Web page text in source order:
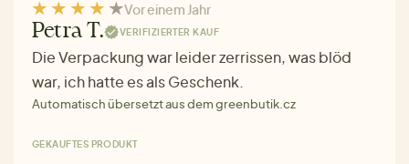
Vor einem Jahr
Petra T. VERIFIZIERTER KAUF
Die Verpackung war leider zerrissen, was blöd
war, ich hatte es als Geschenk.
Automatisch übersetzt aus dem greenbutik.cz
GEKAUFTES PRODUKT